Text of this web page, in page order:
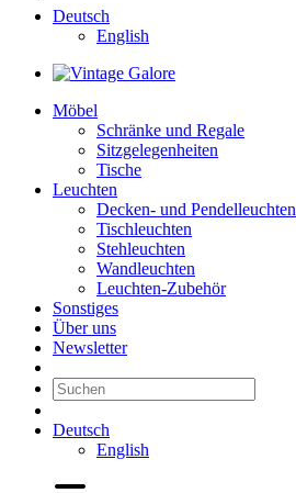
Deutsch
English
Möbel
Schränke und Regale
Sitzgelegenheiten
Tische
Leuchten
Decken- und Pendelleuchten
Tischleuchten
Stehleuchten
Wandleuchten
Leuchten-Zubehör
Sonstiges
Über uns
Newsletter
Deutsch
English